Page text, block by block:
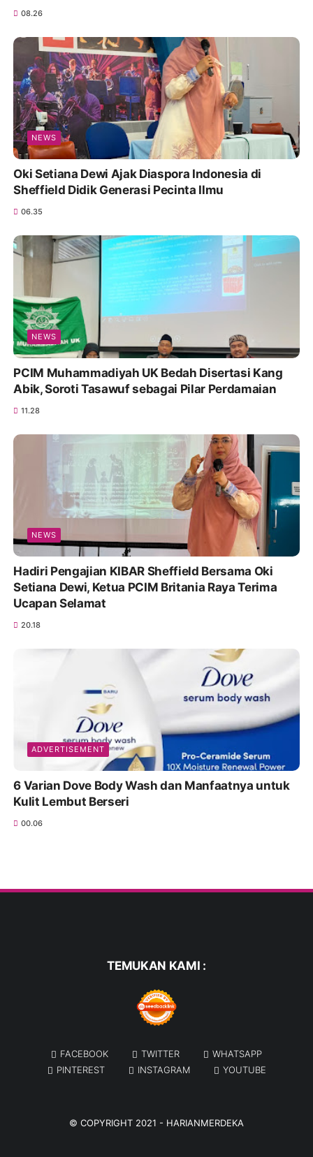
08.26
NEWS
Oki Setiana Dewi Ajak Diaspora Indonesia di
Sheffield Didik Generasi Pecinta Ilmu
06.35
NEWS
PCIM Muhammadiyah UK Bedah Disertasi Kang
Abik, Soroti Tasawuf sebagai Pilar Perdamaian
11.28
NEWS
Hadiri Pengajian KIBAR Sheffield Bersama Oki
Setiana Dewi, Ketua PCIM Britania Raya Terima
Ucapan Selamat
20.18
ADVERTISEMENT
6 Varian Dove Body Wash dan Manfaatnya untuk
Kulit Lembut Berseri
00.06
TEMUKAN KAMI :
FACEBOOK TWITTER
WHATSAPP
PINTEREST
INSTAGRAM YOUTUBE
© COPYRIGHT 2021 - HARIANMERDEKA